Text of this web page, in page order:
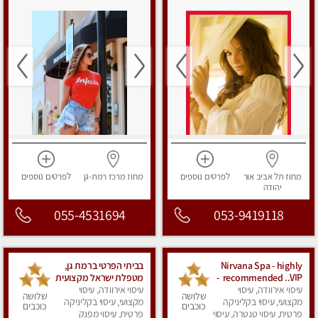
מחוז תל אביבאור
יהודה
לפרטים נוספים
053-9419118
מחוז מרכז רמת-גן לפרטים נוספים
055-4531694
Nirvana Spa - highly
recommended ..VIP -
ספא נירוונה -מאסז
מקצועי ללא מין
עיסוי אירוודה, עיסוי
מקצועי, עיסוי בקליניקה
פרטית, עיסוי טנטרה, עיסוי
שלושה
כוכבים
בביתי הפרטי ברמת גן,
מטפלת ישראל מקצועית
ומנוסה . עיסוי שוודי
קלאסי משולב רקמות
עמוק, בהתאמה אישית .
עיסוי אירוודה, עיסוי
מקצועי, עיסוי בקליניקה
פרטית, עיסוי מפנק
שלושה
כוכבים